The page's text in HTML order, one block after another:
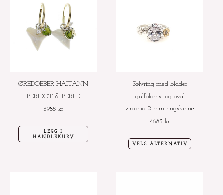
ØREDOBBER HAITANN
PERIDOT & PERLE
5985 kr
LEGG I
HANDLEKURV
Sølvring med blader
gullblomst og oval
zirconia 2 mm ringskinne
4683 kr
VELG ALTERNATIV